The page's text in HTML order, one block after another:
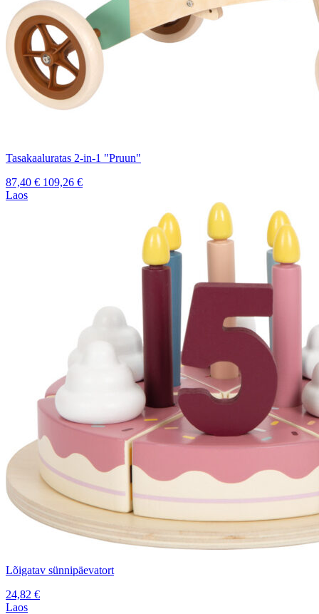
Tasakaaluratas 2-in-1 "Pruun"
87,40 € 109,26 €
Laos
Lõigatav sünnipäevatort
24,82 €
Laos